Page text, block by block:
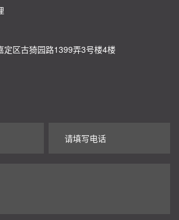
定区古猗园路1399弄3号楼4楼